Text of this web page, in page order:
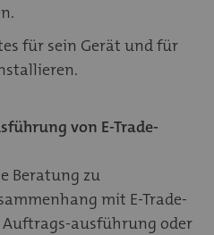
für sein Gerät und für
von E-Trade-
Beratung zu
mit E-Trade-
ausführung oder